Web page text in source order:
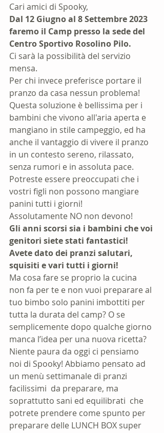
Cari amici di Spooky,
Dal 12 Giugno al 8 Settembre 2023
faremo il Camp presso la sede del
Centro Sportivo Rosolino Pilo.
Ci sarà la possibilità del servizio
mensa.
Per chi invece preferisce portare il
pranzo da casa nessun problema!
Questa soluzione è bellissima per i
bambini che vivono all'aria aperta e
mangiano in stile campeggio, ed ha
anche il vantaggio di vivere il pranzo
in un contesto sereno, rilassato,
senza rumori e in assoluta pace.
Potreste essere preoccupati che i
vostri figli non possono mangiare
panini tutti i giorni!
Assolutamente NO non devono!
Gli anni scorsi sia i bambini che voi
genitori siete stati fantastici!
Avete dato dei pranzi salutari,
squisiti e vari tutti i giorni!
Ma cosa fare se proprio la cucina
non fa per te e non vuoi preparare al
tuo bimbo solo panini imbottiti per
tutta la durata del camp? O se
semplicemente dopo qualche giorno
manca l’idea per una nuova ricetta?
Niente paura da oggi ci pensiamo
noi di Spooky! Abbiamo pensato ad
un menù settimanale di pranzi
facilissimi  da preparare, ma
soprattutto sani ed equilibrati  che
potrete prendere come spunto per
preparare delle LUNCH BOX super